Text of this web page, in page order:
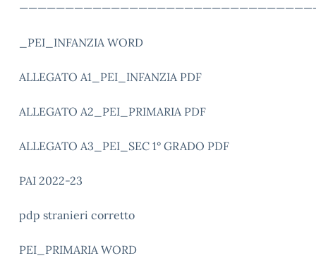
_PEI_INFANZIA WORD
ALLEGATO A1_PEI_INFANZIA PDF
ALLEGATO A2_PEI_PRIMARIA PDF
ALLEGATO A3_PEI_SEC 1° GRADO PDF
PAI 2022-23
pdp stranieri corretto
PEI_PRIMARIA WORD